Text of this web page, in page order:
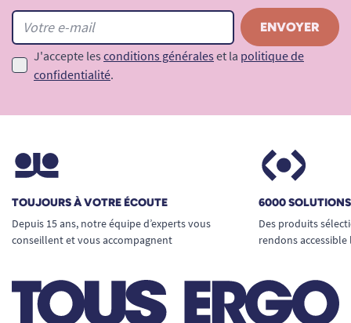
J'accepte les conditions générales et la politique de
confidentialité.
TOUJOURS À VOTRE ÉCOUTE
Depuis 15 ans, notre équipe d’experts vous
conseillent et vous accompagnent
6000
Des produits
rendons